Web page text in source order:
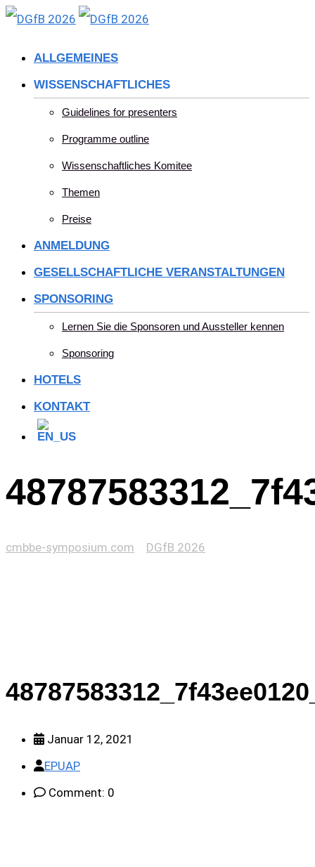
Skip
ALLGEMEINES
WISSENSCHAFTLICHES
Guidelines for presenters
Programme outline
Wissenschaftliches Komitee
Themen
Preise
ANMELDUNG
GESELLSCHAFTLICHE VERANSTALTUNGEN
SPONSORING
Lernen Sie die Sponsoren und Aussteller kennen
Sponsoring
HOTELS
KONTAKT
cmbbe-symposium.com DGfB 2026
Januar 12, 2021
EPUAP
Comment: 0